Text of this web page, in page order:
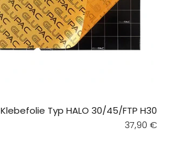
Klebefolie Typ HALO 30/45/FTP H30
Regular
37,90 €